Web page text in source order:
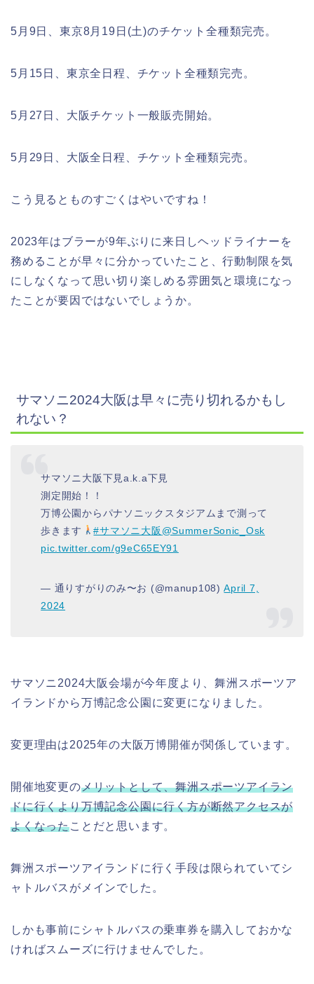
5月9日、東京8月19日(土)のチケット全種類完売。
5月15日、東京全日程、チケット全種類完売。
5月27日、大阪チケット一般販売開始。
5月29日、大阪全日程、チケット全種類完売。
こう見るとものすごくはやいですね！
2023年はブラーが9年ぶりに来日しヘッドライナーを
務めることが早々に分かっていたこと、行動制限を気
にしなくなって思い切り楽しめる雰囲気と環境になっ
たことが要因ではないでしょうか。
サマソニ2024大阪は早々に売り切れるかもし
れない？
サマソニ大阪下見a.k.a下見
測定開始！！
万博公園からパナソニックスタジアムまで測って
歩きます
#サマソニ大阪 @SummerSonic_Osk
pic.twitter.com/g9eC65EY91
— 通りすがりのみ〜お (@manup108)April 7,
2024
サマソニ2024大阪会場が今年度より、舞洲スポーツア
イランドから万博記念公園に変更になりました。
変更理由は2025年の大阪万博開催が関係しています。
開催地変更のメリットとして、舞洲スポーツアイラン
ドに行くより万博記念公園に行く方が断然アクセスが
よくなったことだと思います。
舞洲スポーツアイランドに行く手段は限られていてシ
ャトルバスがメインでした。
しかも事前にシャトルバスの乗車券を購入しておかな
ければスムーズに行けませんでした。